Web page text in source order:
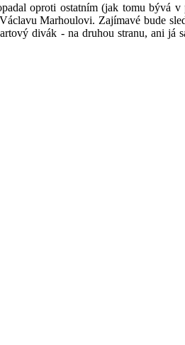
oproti ostatním (jak tomu bývá v
Marhoulovi. Zajímavé bude
divák - na druhou stranu, ani já